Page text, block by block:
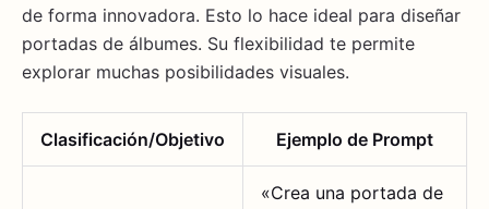
de forma innovadora. Esto lo hace ideal para diseñar
portadas de álbumes. Su flexibilidad te permite
explorar muchas posibilidades visuales.
Clasificación/Objetivo Ejemplo de Prompt
«Crea una portada de